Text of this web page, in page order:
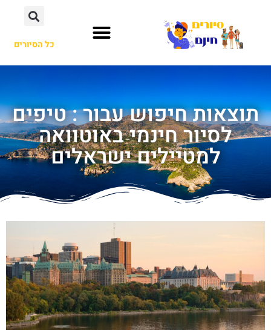
כל הסיורים
תוצאות חיפוש עבור : טיפים
לסיור חינמי באוטוואה
למטיילים ישראלים